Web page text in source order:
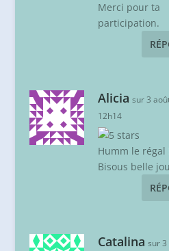
Merci pour ta
participation.
Alicia sur 3
12h14
Humm le régal
Bisous belle
Catalina sur 3